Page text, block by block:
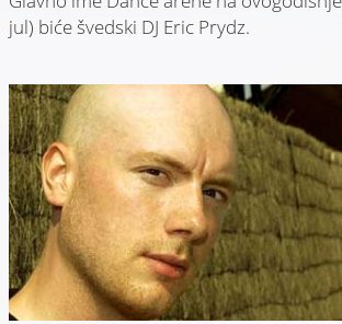
jul) biće švedski DJ Eric Prydz.